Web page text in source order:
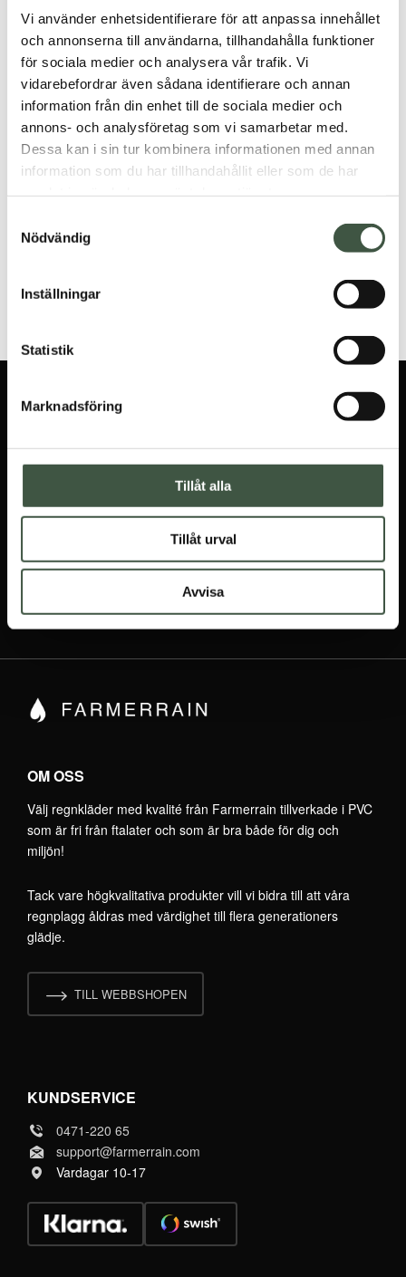
Vi använder enhetsidentifierare för att anpassa innehållet
och annonserna till användarna, tillhandahålla funktioner
för sociala medier och analysera vår trafik. Vi
vidarebefordrar även sådana identifierare och annan
information från din enhet till de sociala medier och
annons- och analysföretag som vi samarbetar med.
Dessa kan i sin tur kombinera informationen med annan
information som du har tillhandahållit eller som de har
Nödvändig
Inställningar
Statistik
Marknadsföring
Tillåt alla
Tillåt urval
Avvisa
Sydväst
mängd
30 dagars öppet köp
Fast frakt & snabb leverans
Säker betalning med Klarna
Produktnummer: 0451
Beskrivning
Ytterligare information
ANMÄL DIG TILL
TILL WEBBSHOPEN
OM OSS
Välj regnkläder med kvalité från Farmerrain tillverkade i PVC
som är fri från ftalater och som är bra både för dig och
miljön!
Tack vare högkvalitativa produkter vill vi bidra till att våra
regnplagg åldras med värdighet till flera generationers
glädje.
KUNDSERVICE
0471-220 65
support@farmerrain.com
Vardagar 10-17